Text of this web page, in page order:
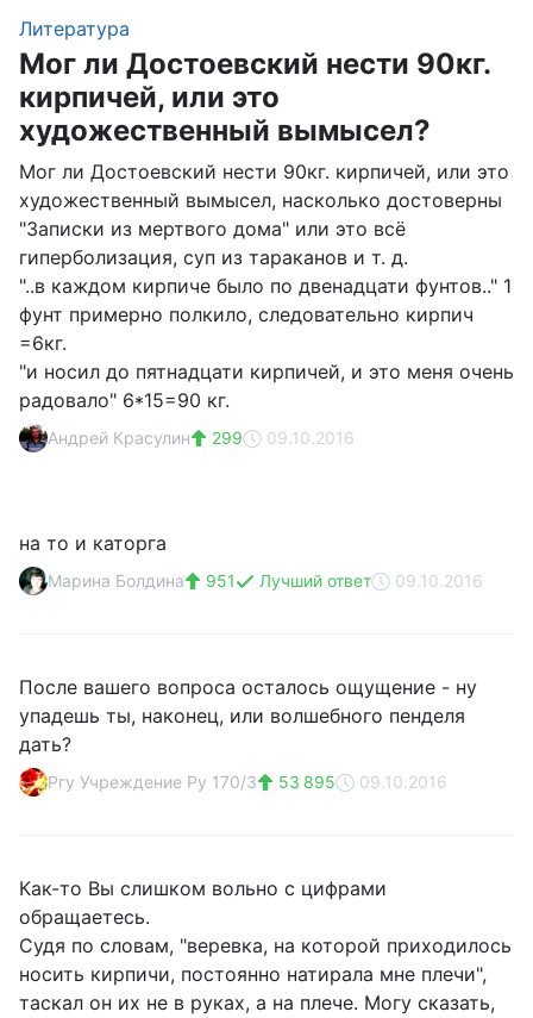
Литература
Мог ли Достоевский нести 90кг.
кирпичей, или это
художественный вымысел?
Мог ли Достоевский нести 90кг. кирпичей, или это
художественный вымысел, насколько достоверны
"Записки из мертвого дома" или это всё
гиперболизация, суп из тараканов и т. д.
"..в каждом кирпиче было по двенадцати фунтов.." 1
фунт примерно полкило, следовательно кирпич
=6кг.
"и носил до пятнадцати кирпичей, и это меня очень
радовало" 6*15=90 кг.
Андрей Красулин 299 09.10.2016
на то и каторга
Марина Болдина 951 Лучший ответ 09.10.2016
После вашего вопроса осталось ощущение - ну
упадешь ты, наконец, или волшебного пенделя
дать?
Ргу Учреждение Ру 170/3 53 895 09.10.2016
Как-то Вы слишком вольно с цифрами
обращаетесь.
Судя по словам, "веревка, на которой приходилось
носить кирпичи, постоянно натирала мне плечи",
таскал он их не в руках, а на плече. Могу сказать,